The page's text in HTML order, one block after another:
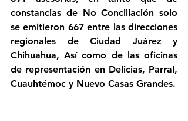
constancias de No Conciliación solo
se emitieron 667 entre las direcciones
regionales de Ciudad Juárez y
Chihuahua, Así como de las oficinas
de representación en Delicias, Parral,